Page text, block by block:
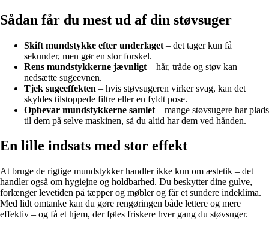
Sådan får du mest ud af din støvsuger
Skift mundstykke efter underlaget – det tager kun få
sekunder, men gør en stor forskel.
Rens mundstykkerne jævnligt – hår, tråde og støv kan
nedsætte sugeevnen.
Tjek sugeeffekten – hvis støvsugeren virker svag, kan det
skyldes tilstoppede filtre eller en fyldt pose.
Opbevar mundstykkerne samlet – mange støvsugere har plads
til dem på selve maskinen, så du altid har dem ved hånden.
En lille indsats med stor effekt
At bruge de rigtige mundstykker handler ikke kun om æstetik – det
handler også om hygiejne og holdbarhed. Du beskytter dine gulve,
forlænger levetiden på tæpper og møbler og får et sundere indeklima.
Med lidt omtanke kan du gøre rengøringen både lettere og mere
effektiv – og få et hjem, der føles friskere hver gang du støvsuger.